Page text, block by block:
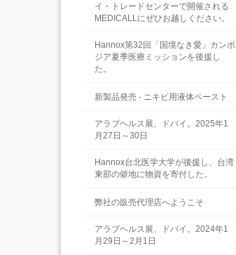
イ・トレードセンターで開催される
MEDICALLにぜひお越しください。
Hannox第32回「国境なき愛」カンボ
ジア夏季医療ミッションを後援し
た。
新製品発売 - ニキビ用液体ペースト
アラブヘルス展、ドバイ。2025年1
月27日～30日
Hannox台北医学大学が後援し、台湾
東部の僻地に物資を寄付した。
弊社の販売代理店へようこそ
アラブヘルス展、ドバイ。2024年1
月29日～2月1日